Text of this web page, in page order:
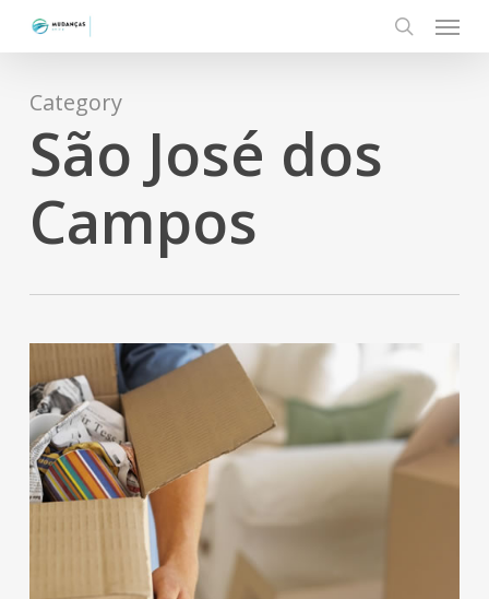
content
search
Menu
Category
São José dos
Campos